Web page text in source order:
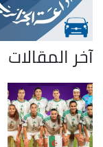
آخر المقالات